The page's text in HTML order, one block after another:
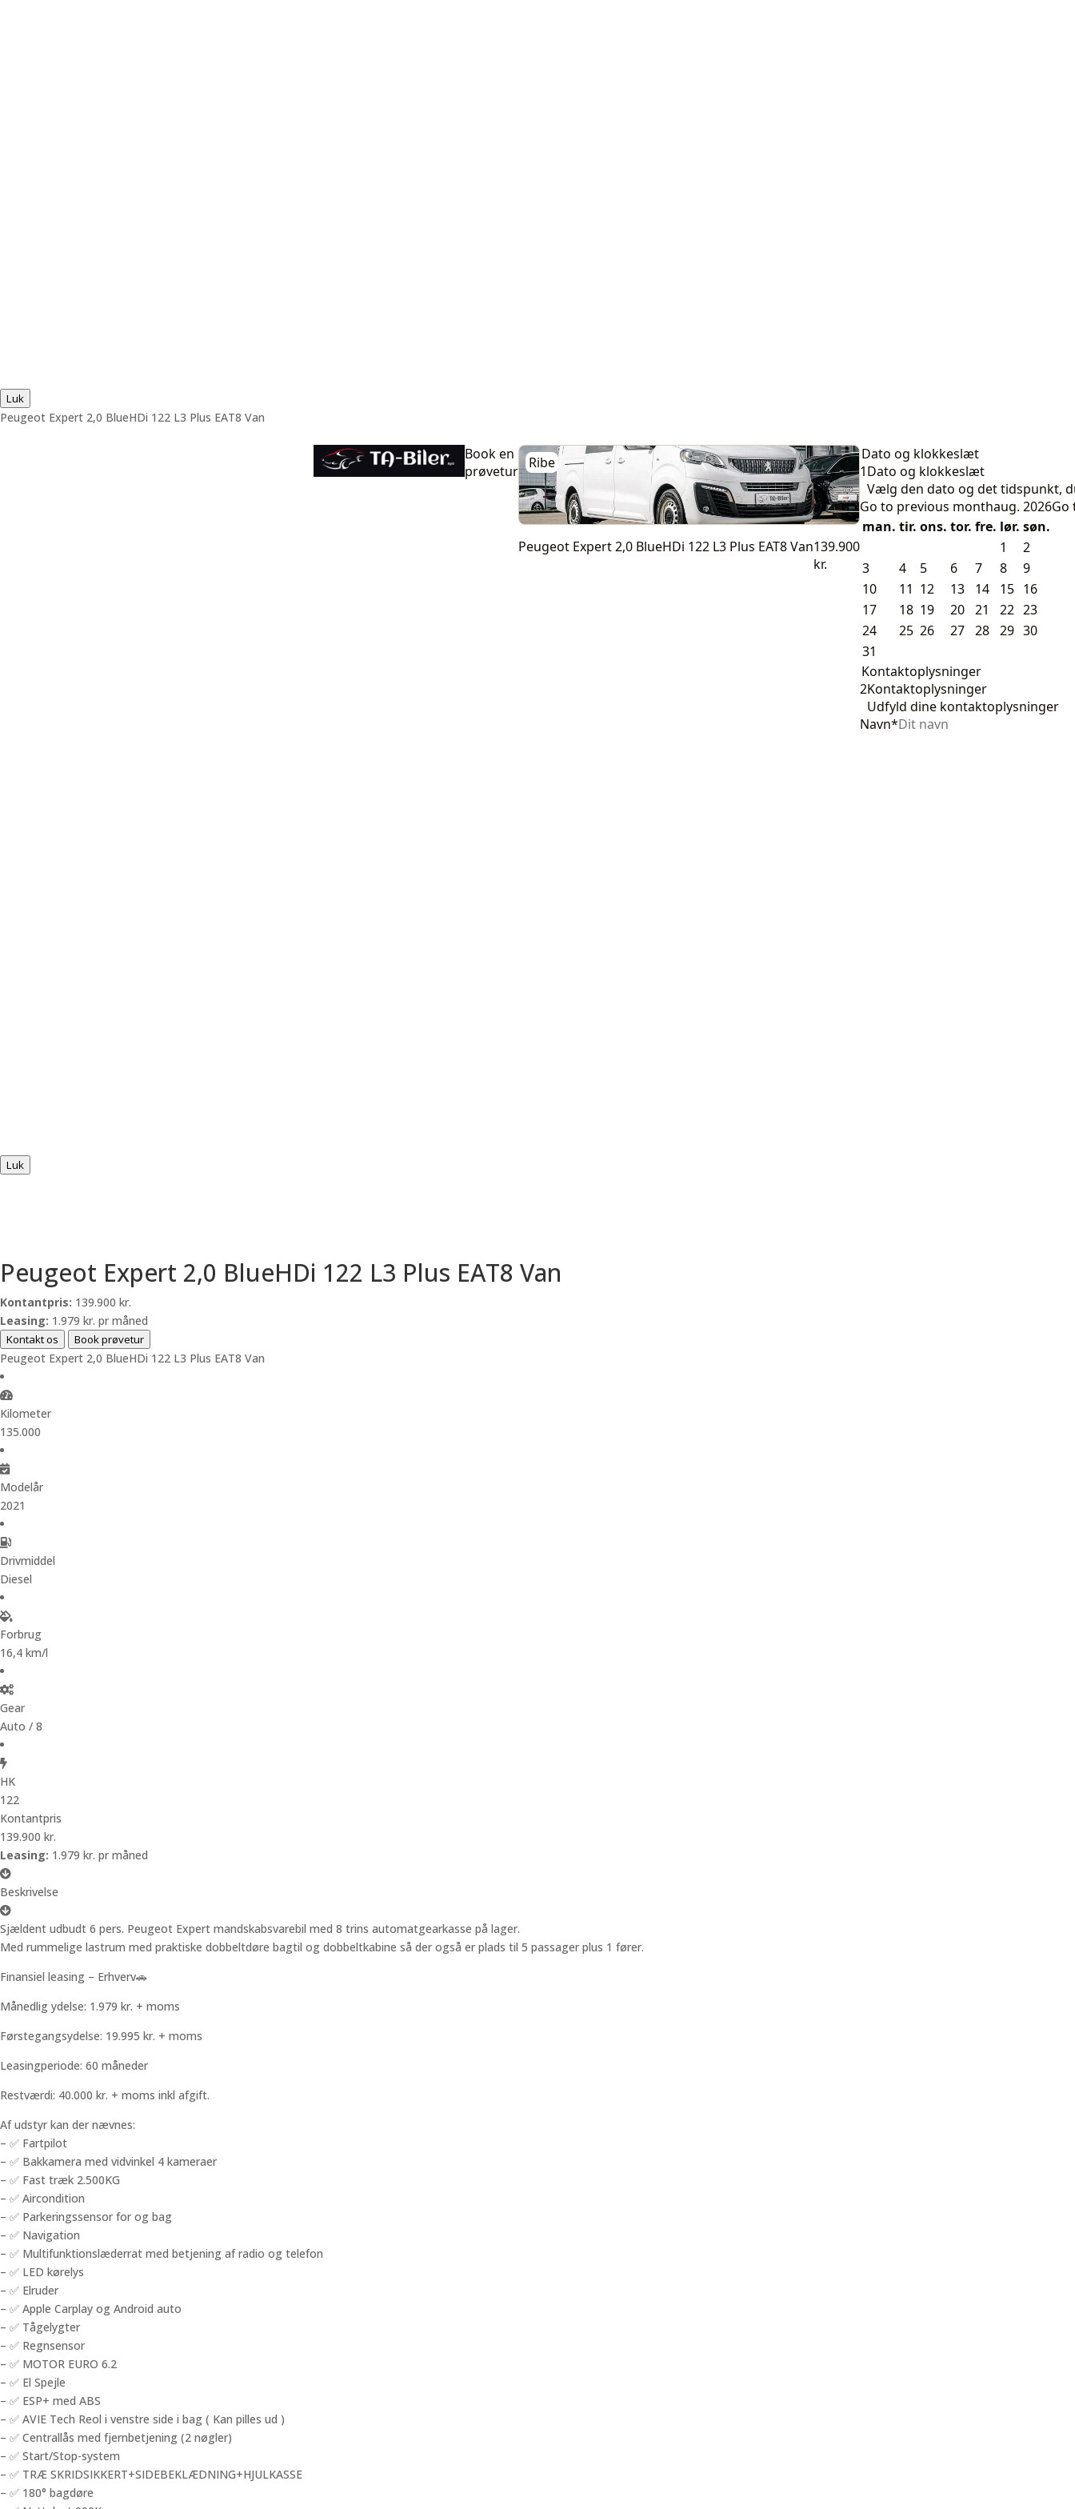
Luk
Peugeot Expert 2,0 BlueHDi 122 L3 Plus EAT8 Van
Luk
Peugeot Expert 2,0 BlueHDi 122 L3 Plus EAT8 Van
Kontantpris: 139.900 kr.
Leasing: 1.979 kr. pr måned
Kontakt os Book prøvetur
Peugeot Expert 2,0 BlueHDi 122 L3 Plus EAT8 Van
Kilometer
135.000
Modelår
2021
Drivmiddel
Diesel
Forbrug
16,4 km/l
Gear
Auto / 8
HK
122
Kontantpris
139.900 kr.
Leasing: 1.979 kr. pr måned
Beskrivelse
Sjældent udbudt 6 pers. Peugeot Expert mandskabsvarebil med 8 trins automatgearkasse på lager.
Med rummelige lastrum med praktiske dobbeltdøre bagtil og dobbeltkabine så der også er plads til 5 passager plus 1 fører.
Finansiel leasing – Erhverv🚗
Månedlig ydelse: 1.979 kr. + moms
Førstegangsydelse: 19.995 kr. + moms
Leasingperiode: 60 måneder
Restværdi: 40.000 kr. + moms inkl afgift.
Af udstyr kan der nævnes:
– ✅ Fartpilot
– ✅ Bakkamera med vidvinkel 4 kameraer
– ✅ Fast træk 2.500KG
– ✅ Aircondition
– ✅ Parkeringssensor for og bag
– ✅ Navigation
– ✅ Multifunktionslæderrat med betjening af radio og telefon
– ✅ LED kørelys
– ✅ Elruder
– ✅ Apple Carplay og Android auto
– ✅ Tågelygter
– ✅ Regnsensor
– ✅ MOTOR EURO 6.2
– ✅ El Spejle
– ✅ ESP+ med ABS
– ✅ AVIE Tech Reol i venstre side i bag ( Kan pilles ud )
– ✅ Centrallås med fjernbetjening (2 nøgler)
– ✅ Start/Stop-system
– ✅ TRÆ SKRIDSIKKERT+SIDEBEKLÆDNING+HJULKASSE
– ✅ 180° bagdøre